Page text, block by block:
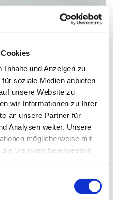
Inhalte und Anzeigen zu
soziale Medien anbieten
unsere Website zu
wir Informationen zu Ihrer
an unsere Partner für
Analysen weiter. Unsere
möglicherweise mit
Sie ihnen bereitgestellt
2026, 09:45 -
Gluckweg 2-4,
Stukenbrock